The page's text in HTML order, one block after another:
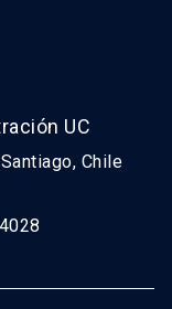
UC
Chile